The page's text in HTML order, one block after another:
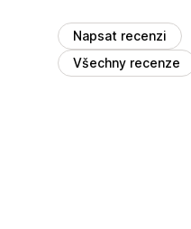
Napsat recenzi
Všechny recenze